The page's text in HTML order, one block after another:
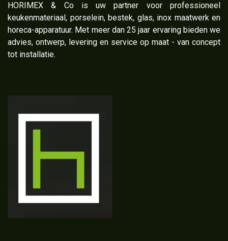
​HORIMEX & Co is uw partner voor professioneel
keukenmateriaal, porselein, bestek, glas, inox maatwerk en
horeca-apparatuur. Met meer dan 25 jaar ervaring bieden we
advies, ontwerp, levering en service op maat - van concept
tot installatie.